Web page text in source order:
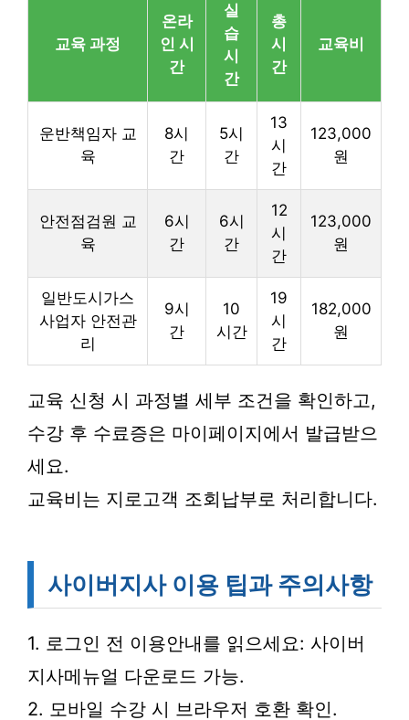
교육 과정
온라
인 시
간
실
습
시
간
총
시
간
교육비
운반책임자 교
육
8시
간
5시
간
13
시
간
123,000
원
안전점검원 교
육
6시
간
6시
간
12
시
간
123,000
원
일반도시가스
사업자 안전관
리
9시
간
10
시간
19
시
간
182,000
원
교육 신청 시 과정별 세부 조건을 확인하고,
수강 후 수료증은 마이페이지에서 발급받으
세요.
교육비는 지로고객 조회납부로 처리합니다.
사이버지사 이용 팁과 주의사항
1. 로그인 전 이용안내를 읽으세요: 사이버
지사메뉴얼 다운로드 가능.
2. 모바일 수강 시 브라우저 호환 확인.